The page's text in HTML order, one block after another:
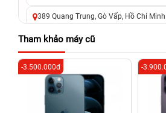
389 Quang Trung, Gò Vấp, Hồ Chí
625 - 625A Âu Cơ, Tân Phú, Hồ Chí
326 Lê Văn Việt, Tăng Nhơn Phú, Hồ
Đức cũ)
256 Võ Văn Ngân, Thủ Đức, Hồ Chí
Tham khảo máy cũ
-3.500.000đ -